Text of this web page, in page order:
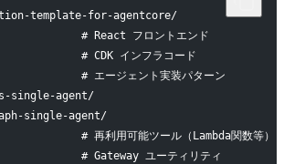
template-for-agentcore/
# React フロントエンド
# CDK インフラコード
# エージェント実装パターン
single-agent/
single-agent/
# 再利用可能ツール（Lambda関数等）
# Gateway ユーティリティ